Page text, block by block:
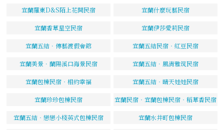
宜蘭羅東D&S陌上花開民宿 宜蘭什麼玩藝民宿
宜蘭香草星空民宿 宜蘭伊莎愛莉民宿
宜蘭五結．傳藝渡假會館 宜蘭五結民宿‧紅豆民宿
宜蘭美景．蘭陽溪口海景民宿 宜蘭五結．風清雅筑民宿
宜蘭包棟民宿‧相約幸福 宜蘭五結‧晴天娃娃民宿
宜蘭珍珍包棟民宿 宜蘭民宿‧宜蘭包棟民宿‧稻草香民宿
宜蘭五結‧戀戀小棧英式包棟民宿 宜蘭水井町包棟民宿